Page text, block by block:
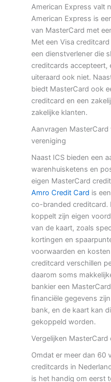
American Express valt
American Express is
van MasterCard met
Met een Visa
een dienstverlener die
creditcards accepteert,
uiteraard ook niet.
biedt MasterCard ook
creditcard en een
zakelijke klanten.
Aanvragen
vereniging
Naast ICS bieden een
warenhuisketens en
eigen MasterCard
Amro Credit Card is
co-branded creditcard.
koppelt zijn eigen
van de kaart, zoals
kortingen en
voorwaarden en
creditcard verschillen
daarom soms
bankier een
financiële gegevens
bank, en de kaart kan
gekoppeld worden.
Vergelijken
Omdat er meer dan 60
creditcards in
is het handig om eerst